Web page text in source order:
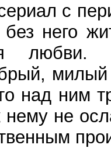
с
него
над ним
нему не